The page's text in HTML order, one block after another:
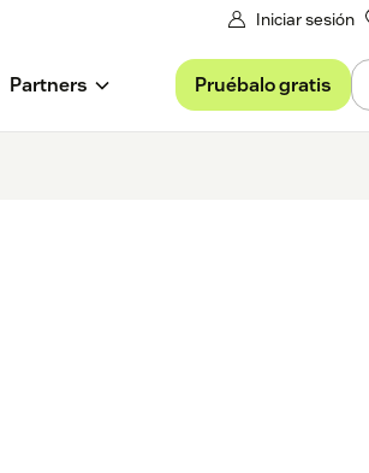
Iniciar sesión
Partners Pruébalo gratis